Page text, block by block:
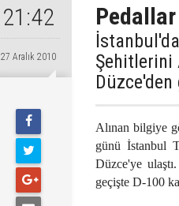
21:42
27 Aralık 2010
Şehitlerini
Alınan bilgiye
günü İstanbul
Düzce'ye
geçişte D-100